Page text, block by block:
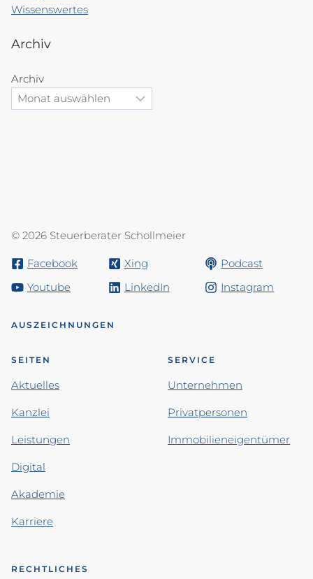
Wissenswertes
Archiv
Archiv
© 2026 Steuerberater Schollmeier
Facebook Xing
Podcast
Youtube
LinkedIn Instagram
AUSZEICHNUNGEN
SEITEN
Aktuelles
Kanzlei
Leistungen
Digital
Akademie
Karriere
SERVICE
Unternehmen
Privatpersonen
Immobilieneigentümer
RECHTLICHES